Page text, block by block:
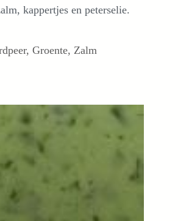
kappertjes en peterselie.
, Groente, Zalm